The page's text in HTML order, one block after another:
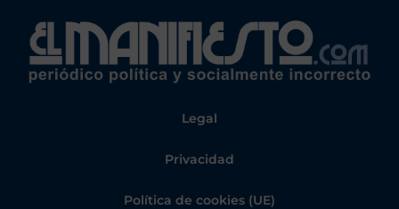
Legal
Privacidad
Política de cookies (UE)